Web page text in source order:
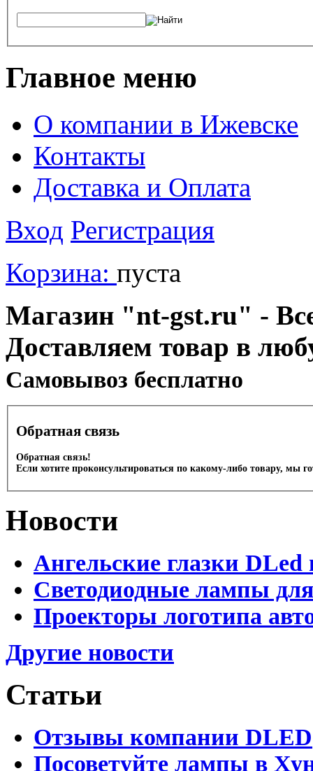
Главное меню
О компании в Ижевске
Контакты
Доставка и Оплата
Вход Регистрация
Корзина: пуста
Магазин "nt-gst.ru" -
Доставляем товар в
Cамовывоз бесплатно
Обратная связь
Обратная связь!
Если хотите проконсультироваться по какому-либо товару, мы
Новости
Ангельские глазки DLed
Светодиодные лампы
Проекторы логотипа
Другие новости
Статьи
Отзывы компании DLED
Посоветуйте лампы в